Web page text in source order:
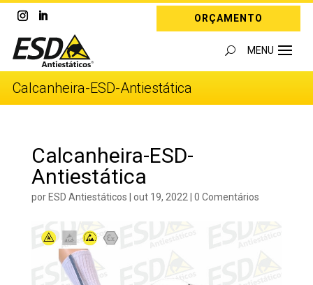
ORÇAMENTO
Calcanheira-ESD-Antiestática
Calcanheira-ESD-
Antiestática
porESD Antiestáticos | out 19, 2022 | 0 Comentários